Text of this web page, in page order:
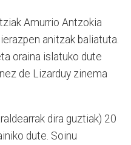
Amurrio Antzokia
anitzak baliatuta.
oraina islatuko dute
de Lizarduy zinema
dira guztiak) 20
dute. Soinu